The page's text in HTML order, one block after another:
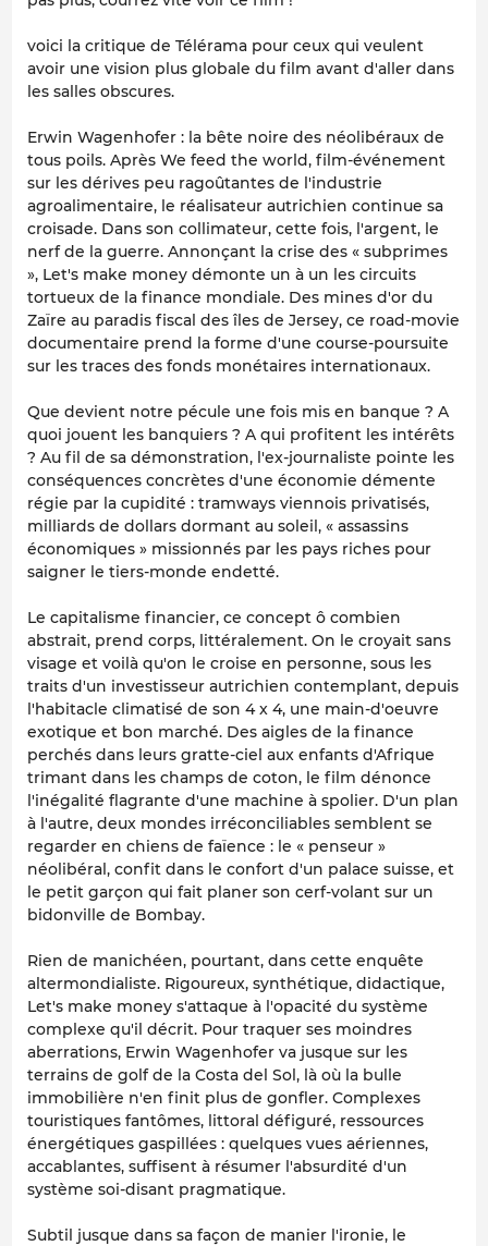
voici la critique de Télérama pour ceux qui veulent
avoir une vision plus globale du film avant d'aller dans
les salles obscures.
Erwin Wagenhofer : la bête noire des néolibéraux de
tous poils. Après We feed the world, film-événement
sur les dérives peu ragoûtantes de l'industrie
agroalimentaire, le réalisateur autrichien continue sa
croisade. Dans son collimateur, cette fois, l'argent, le
nerf de la guerre. Annonçant la crise des « subprimes
», Let's make money démonte un à un les circuits
tortueux de la finance mondiale. Des mines d'or du
Zaïre au paradis fiscal des îles de Jersey, ce road-movie
documentaire prend la forme d'une course-poursuite
sur les traces des fonds monétaires internationaux.
Que devient notre pécule une fois mis en banque ? A
quoi jouent les banquiers ? A qui profitent les intérêts
? Au fil de sa démonstration, l'ex-journaliste pointe les
conséquences concrètes d'une économie démente
régie par la cupidité : tramways viennois privatisés,
milliards de dollars dormant au soleil, « assassins
économiques » missionnés par les pays riches pour
saigner le tiers-monde endetté.
Le capitalisme financier, ce concept ô combien
abstrait, prend corps, littéralement. On le croyait sans
visage et voilà qu'on le croise en personne, sous les
traits d'un investisseur autrichien contemplant, depuis
l'habitacle climatisé de son 4 x 4, une main-d'oeuvre
exotique et bon marché. Des aigles de la finance
perchés dans leurs gratte-ciel aux enfants d'Afrique
trimant dans les champs de coton, le film dénonce
l'inégalité flagrante d'une machine à spolier. D'un plan
à l'autre, deux mondes irréconciliables semblent se
regarder en chiens de faïence : le « penseur »
néolibéral, confit dans le confort d'un palace suisse, et
le petit garçon qui fait planer son cerf-volant sur un
bidonville de Bombay.
Rien de manichéen, pourtant, dans cette enquête
altermondialiste. Rigoureux, synthétique, didactique,
Let's make money s'attaque à l'opacité du système
complexe qu'il décrit. Pour traquer ses moindres
aberrations, Erwin Wagenhofer va jusque sur les
terrains de golf de la Costa del Sol, là où la bulle
immobilière n'en finit plus de gonfler. Complexes
touristiques fantômes, littoral défiguré, ressources
énergétiques gaspillées : quelques vues aériennes,
accablantes, suffisent à résumer l'absurdité d'un
système soi-disant pragmatique.
Subtil jusque dans sa façon de manier l'ironie, le